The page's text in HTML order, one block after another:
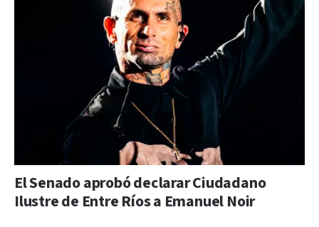
El Senado aprobó declarar Ciudadano
Ilustre de Entre Ríos a Emanuel Noir